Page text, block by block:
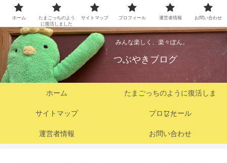
みんな楽しく、楽々ぽん。
つぶやきブログ
ホーム たまごっちのように復活しま
した
サイトマップ プロフィール
運営者情報 お問い合わせ
ホーム
たまごっちのよう
に復活しました
サイトマップ プロフィール 運営者情報 お問い合わせ